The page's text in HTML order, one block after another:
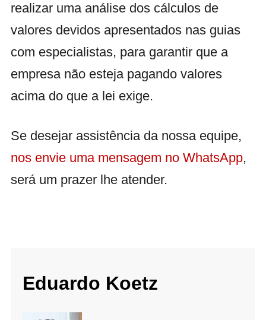
realizar uma análise dos cálculos de
valores devidos apresentados nas guias
com especialistas, para garantir que a
empresa não esteja pagando valores
acima do que a lei exige.
Se desejar assistência da nossa equipe,
nos envie uma mensagem no WhatsApp,
será um prazer lhe atender.
Eduardo Koetz